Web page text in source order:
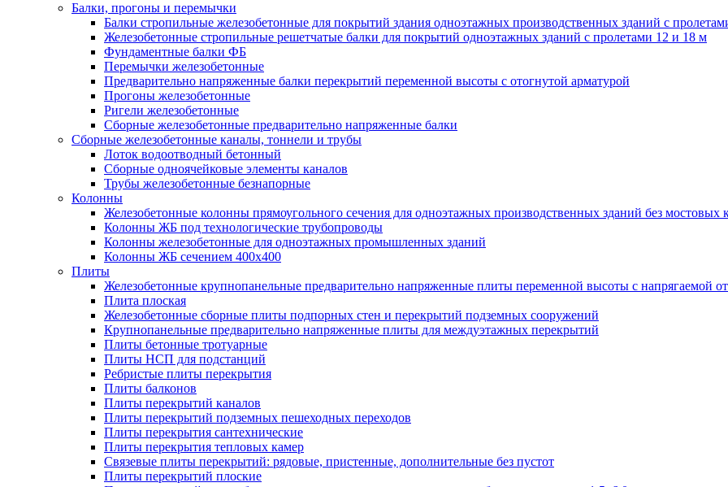
Балки, прогоны и перемычки
Балки стропильные железобетонные для покрытий здания одноэтажных производственных зданий с
Железобетонные стропильные решетчатые балки для покрытий одноэтажных зданий с пролетами 12 и 18 м
Фундаментные балки ФБ
Перемычки железобетонные
Предварительно напряженные балки перекрытий переменной высоты с отогнутой арматурой
Прогоны железобетонные
Ригели железобетонные
Сборные железобетонные предварительно напряженные балки
Сборные железобетонные каналы, тоннели и трубы
Лоток водоотводный бетонный
Сборные одноячейковые элементы каналов
Трубы железобетонные безнапорные
Колонны
Железобетонные колонны прямоугольного сечения для одноэтажных производственных зданий без мостовых
Колонны ЖБ под технологические трубопроводы
Колонны железобетонные для одноэтажных промышленных зданий
Колонны ЖБ сечением 400х400
Плиты
Железобетонные крупнопанельные предварительно напряженные плиты переменной высоты с напрягаемой
Плита плоская
Железобетонные сборные плиты подпорных стен и перекрытий подземных сооружений
Крупнопанельные предварительно напряженные плиты для междуэтажных перекрытий
Плиты бетонные тротуарные
Плиты НСП для подстанций
Ребристые плиты перекрытия
Плиты балконов
Плиты перекрытий каналов
Плиты перекрытий подземных пешеходных переходов
Плиты перекрытия сантехнические
Плиты перекрытия тепловых камер
Связевые плиты перекрытий: рядовые, пристенные, дополнительные без пустот
Плиты перекрытий плоские